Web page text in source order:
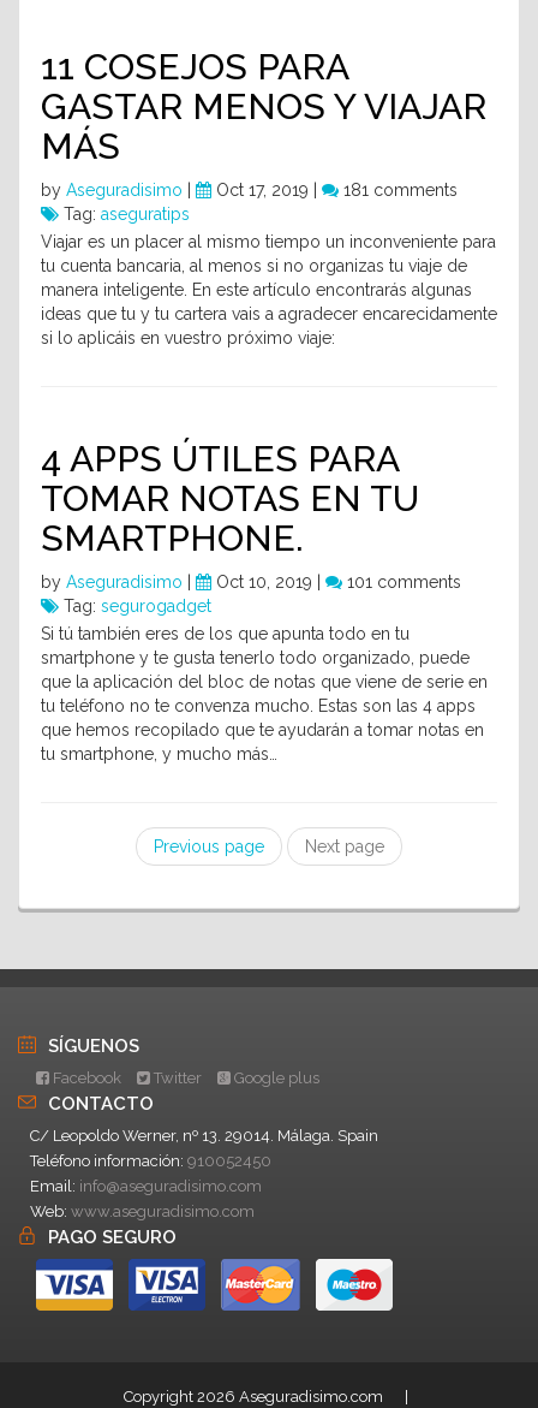
11 COSEJOS PARA
GASTAR MENOS Y VIAJAR
MÁS
by Aseguradisimo Oct 17, 2019 |
181 comments
Tag: aseguratips
Viajar es un placer al mismo tiempo un inconveniente para
tu cuenta bancaria, al menos si no organizas tu viaje de
manera inteligente. En este artículo encontrarás algunas
ideas que tu y tu cartera vais a agradecer encarecidamente
si lo aplicáis en vuestro próximo viaje:
4 APPS ÚTILES PARA
TOMAR NOTAS EN TU
SMARTPHONE.
by Aseguradisimo Oct 10, 2019 |
101 comments
Tag: segurogadget
Si tú también eres de los que apunta todo en tu
smartphone y te gusta tenerlo todo organizado, puede
que la aplicación del bloc de notas que viene de serie en
tu teléfono no te convenza mucho. Estas son las 4 apps
que hemos recopilado que te ayudarán a tomar notas en
tu smartphone, y mucho más…
Previous page Next page
SÍGUENOS
Facebook Twitter Google plus
CONTACTO
C/ Leopoldo Werner, nº 13. 29014. Málaga. Spain
Teléfono información: 910052450
Email: info@aseguradisimo.com
Web: www.aseguradisimo.com
PAGO SEGURO
Copyright 2026 Aseguradisimo.com